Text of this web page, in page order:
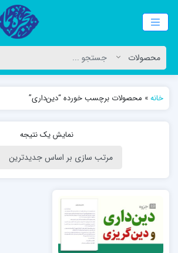
خانه» محصولات برچسب خورده “دین‌داری”
نمایش یک نتیجه